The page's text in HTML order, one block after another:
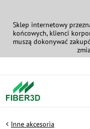
Sklep internetowy
końcowych, klienci
muszą dokonywać
Inne akcesoria